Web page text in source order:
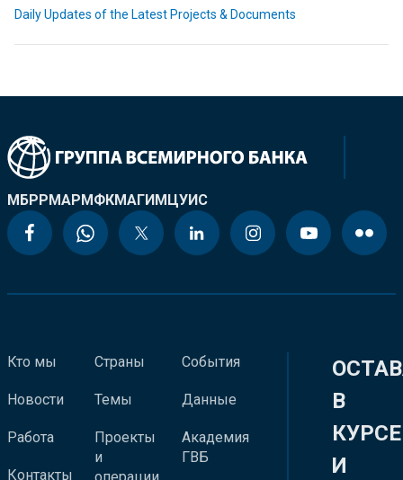
Daily Updates of the Latest Projects & Documents
МБРРМАРМФКМАГИМЦУИС
Кто мы
Новости
Работа
Контакты
Страны
Темы
Проекты
и
События
Данные
Академия
ГВБ
В
КУРСЕ
И